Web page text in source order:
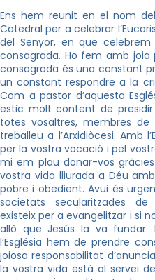
Ens hem reunit en el nom
Catedral per a celebrar
del Senyor, en que
consagrada. Ho fem amb
consagrada és una constant
un constant respondre a la
Com a pastor d’aquesta
estic molt content de
totes vosaltres, membres
treballeu a l’Arxidiòcesi. Amb
per la vostra vocació i pel
mi em plau donar-vos
vostra vida lliurada a Déu
pobre i obedient. Avui és
societats secularitzades de
existeix per a evangelitzar i si
allò que Jesús la va
l’Església hem de prendre
joiosa responsabilitat
la vostra vida està al servei